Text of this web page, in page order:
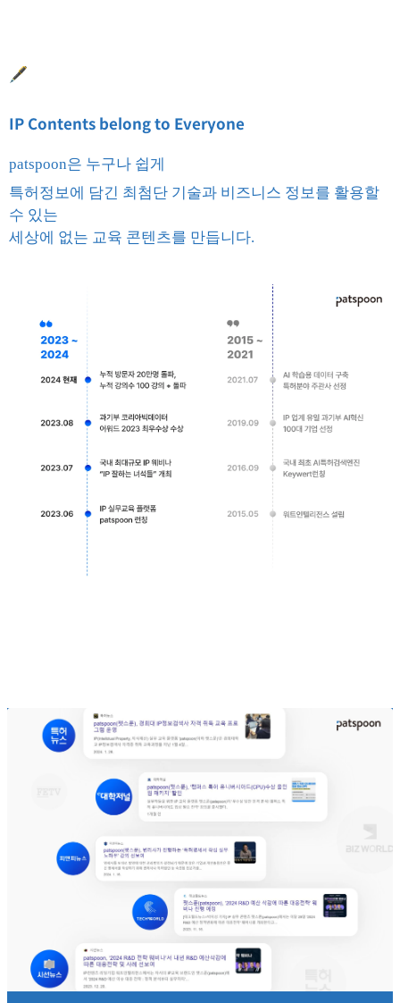
🖋️
IP Contents belong to Everyone
patspoon은 누구나 쉽게
특허정보에 담긴 최첨단 기술과 비즈니스 정보를 활용할
수 있는
세상에 없는 교육 콘텐츠를 만듭니다.